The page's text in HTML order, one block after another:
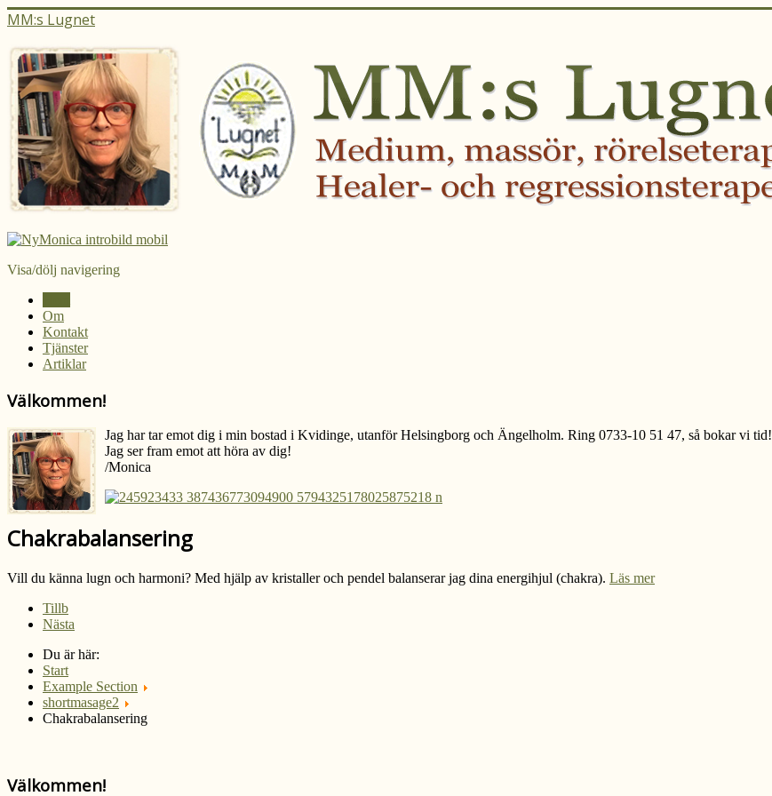
MM:s Lugnet
Visa/dölj navigering
Om
Kontakt
Tjänster
Artiklar
Välkommen!
Jag har tar emot dig i min bostad i Kvidinge, utanför Helsingborg och Ängelholm. Ring 0733-10 51 47, så bokar vi tid!
Jag ser fram emot att höra av dig!
/Monica
Chakrabalansering
Vill du känna lugn och harmoni? Med hjälp av kristaller och pendel balanserar jag dina energihjul (chakra). Läs mer
Tillb
Nästa
Du är här:
Start
Example Section
shortmasage2
Chakrabalansering
Välkommen!